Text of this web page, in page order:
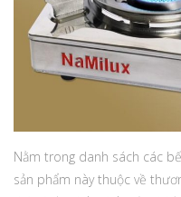
Nằm trong danh sách các
sản phẩm này thuộc về